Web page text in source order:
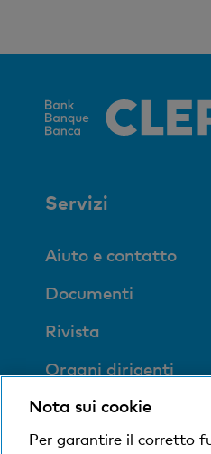
Servizi
Aiuto e contatto
Documenti
Rivista
Organi dirigenti
Medien
Impronta sociale ed
Nota sui cookie
Per garantire il corretto